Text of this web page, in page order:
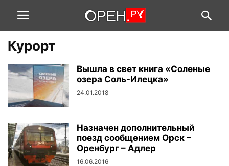
Курорт
Вышла в свет книга «Соленые
озера Соль-Илецка»
24.01.2018
Назначен дополнительный
поезд сообщением Орск –
Оренбург – Адлер
16.06.2016